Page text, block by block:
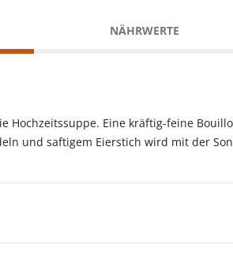
NÄHRWERTE
Hochzeitssuppe. Eine kräftig-feine
und saftigem Eierstich wird mit der